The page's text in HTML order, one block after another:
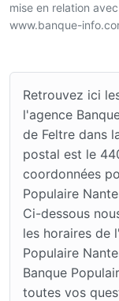
mise en relation
www.banque-
Retrouvez ici
l'agence
de Feltre dans
postal est le
coordonnées
Populaire
Ci-dessous
les horaires de
Populaire
Banque
toutes vos